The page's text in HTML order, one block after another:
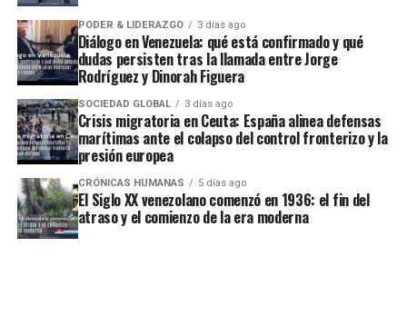
PODER & LIDERAZGO 3 días ago
Diálogo en Venezuela: qué está confirmado y qué
dudas persisten tras la llamada entre Jorge
Rodríguez y Dinorah Figuera
SOCIEDAD GLOBAL 3 días ago
Crisis migratoria en Ceuta: España alinea defensas
marítimas ante el colapso del control fronterizo y la
presión europea
CRÓNICAS HUMANAS 5 días ago
El Siglo XX venezolano comenzó en 1936: el fin del
atraso y el comienzo de la era moderna